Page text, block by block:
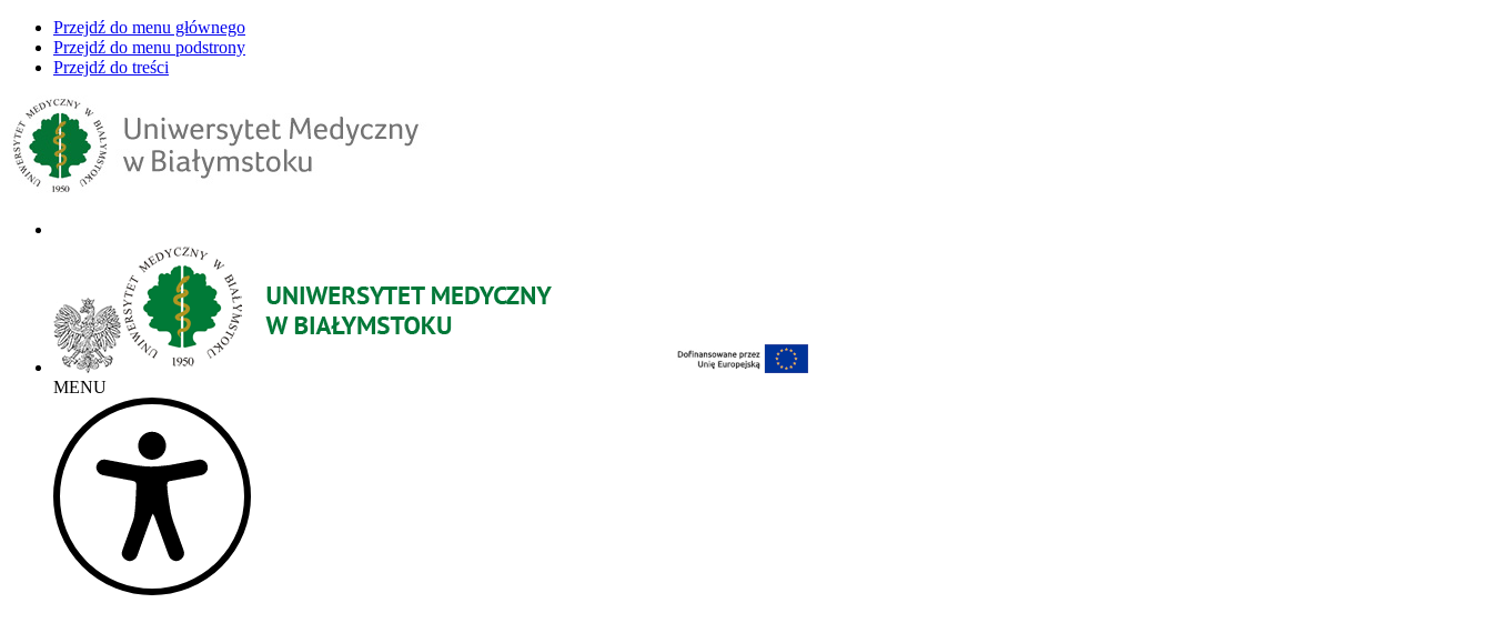
Przejdź do menu głównego
Przejdź do menu podstrony
Przejdź do treści
MENU